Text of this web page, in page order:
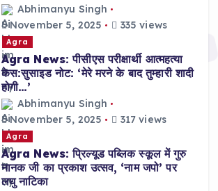
Abhimanyu Singh
November 5, 2025
335 views
Agra
Agra News: पीसीएस परीक्षार्थी आत्महत्या
केस:सुसाइड नोट: ‘मेरे मरने के बाद तुम्हारी शादी
होगी…’
Abhimanyu Singh
November 5, 2025
317 views
Agra
Agra News: प्रिल्यूड पब्लिक स्कूल में गुरु
नानक जी का प्रकाश उत्सव, ‘नाम जपो’ पर
लघु नाटिका